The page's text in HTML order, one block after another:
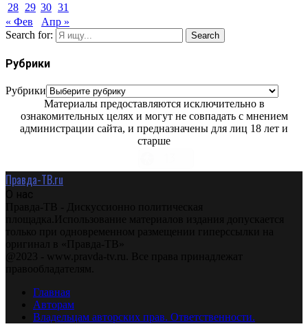
28 29 30 31
« Фев
Апр »
Search for:
Search
Рубрики
Рубрики
Материалы предоставляются исключительно в
ознакомительных целях и могут не совпадать с мнением
администрации сайта, и предназначены для лиц 18 лет и
старше
Правда-ТВ.ru
О нас
Правда-ТВ - Дискуссионно политическая
площадка.Использование материалов издания допускается
только при одновременном размещении гиперссылки на
оригинал в «Правда-ТВ»
@2023 - www.pravda-tv.ru. Все права принадлежат
правообладателям.
Главная
Авторам
Владельцам авторских прав. Ответственности.